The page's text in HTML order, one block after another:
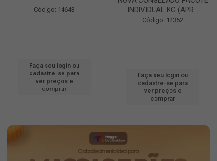
Código: 14643
Faça seu login ou
cadastre-se para
ver preços e
comprar
INDIVIDUAL KG (APR...
Código: 12352
Faça seu login ou
cadastre-se para
ver preços e
comprar